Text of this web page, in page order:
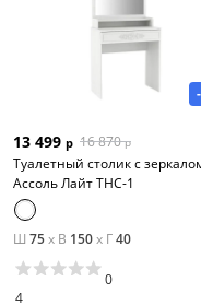
13 499 р 16 870 р
Туалетный столик с
Ассоль Лайт ТНC-1
Ш 75x В 150x Г40
4
0